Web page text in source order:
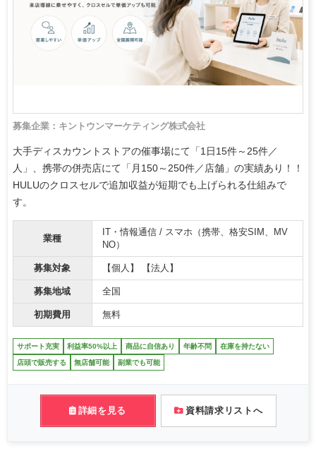
募集企業：キントウンマーケティング株式会社
大手ディスカウントストアの催事場にて「1日15件～25件／
人」、携帯の併売店にて「月150～250件／店舗」の実績あり！！
HULUのクロスセルで追加収益が短期でも上げられる仕組みで
す。
業種
IT・情報通信 / スマホ（携帯、格安SIM、MV
NO）
募集対象 【個人】 【法人】
募集地域 全国
初期費用 無料
サポート充実 利益率50%以上 商品に自信あり 年齢不問 在庫を持たない
店頭で販売する 無店舗可能 副業でも可能
詳細を見る 資料請求リストへ